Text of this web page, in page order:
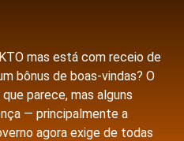
mas está com receio de
bônus de boas-vindas? O
parece, mas alguns
— principalmente a
agora exige de todas